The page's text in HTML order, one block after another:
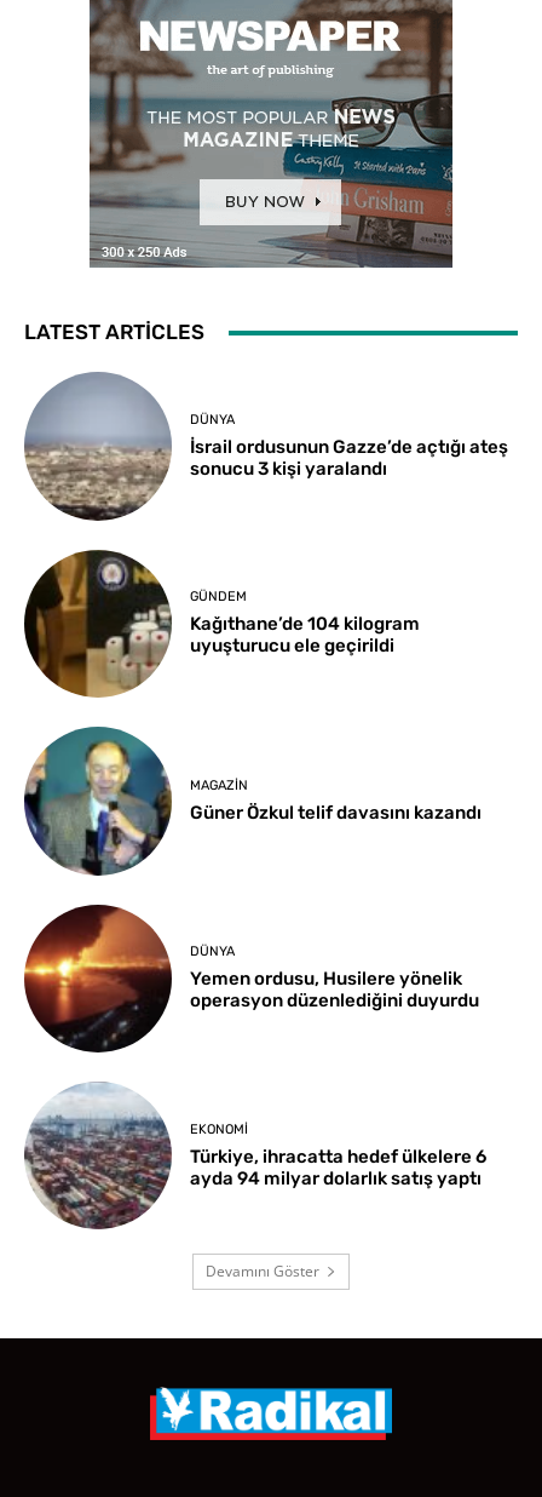
LATEST ARTICLES
DÜNYA
İsrail ordusunun Gazze’de açtığı ateş
sonucu 3 kişi yaralandı
GÜNDEM
Kağıthane’de 104 kilogram
uyuşturucu ele geçirildi
MAGAZIN
Güner Özkul telif davasını kazandı
DÜNYA
Yemen ordusu, Husilere yönelik
operasyon düzenlediğini duyurdu
EKONOMI
Türkiye, ihracatta hedef ülkelere 6
ayda 94 milyar dolarlık satış yaptı
Devamını Göster